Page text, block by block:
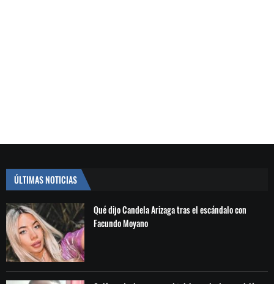
ÚLTIMAS NOTICIAS
Qué dijo Candela Arizaga tras el escándalo con
Facundo Moyano